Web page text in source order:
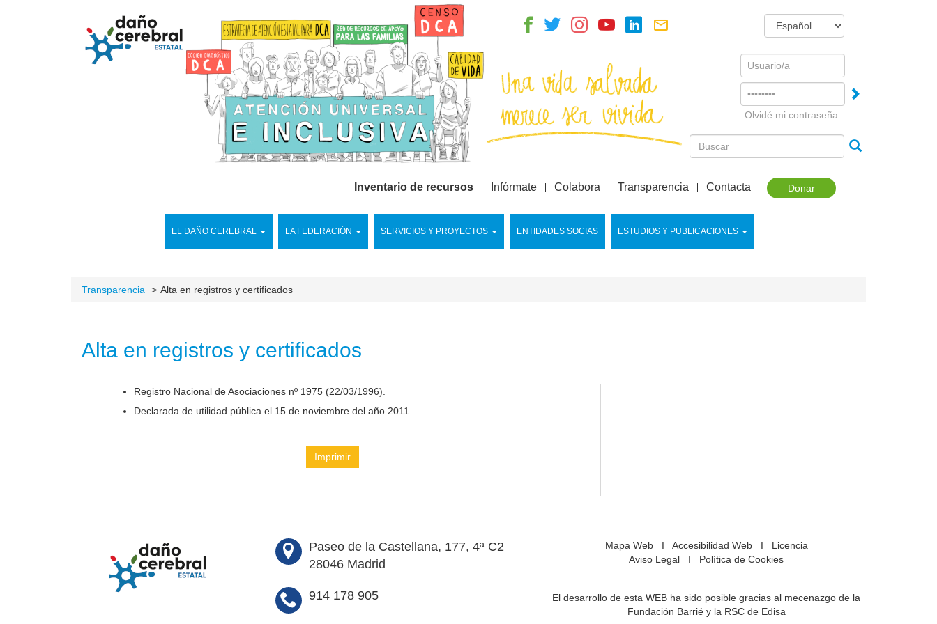
Username
Olvidé mi contraseña
Donar
EL DAÑO CEREBRAL LA FEDERACIÓN SERVICIOS Y PROYECTOS ENTIDADES SOCIAS ESTUDIOS Y PUBLICACIONES
Inventario de recursos Infórmate Colabora Transparencia Contacta
Transparencia Alta en registros y certificados
Alta en registros y certificados
Registro Nacional de Asociaciones nº 1975 (22/03/1996).
Declarada de utilidad pública el 15 de noviembre del año 2011.
Imprimir
Paseo de la Castellana, 177, 4ª C2
28046 Madrid
914 178 905
Mapa WebI Accesibilidad WebI Licencia
Aviso Legal I Política de Cookies
El desarrollo de esta WEB ha sido posible gracias al mecenazgo de la
Fundación Barrié y la RSC de Edisa